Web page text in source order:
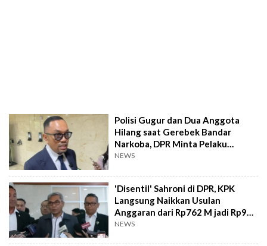
Polisi Gugur dan Dua Anggota
Hilang saat Gerebek Bandar
Narkoba, DPR Minta Pelaku
Ditindak Tegas
NEWS
'Disentil' Sahroni di DPR, KPK
Langsung Naikkan Usulan
Anggaran dari Rp762 M jadi Rp989
M
NEWS